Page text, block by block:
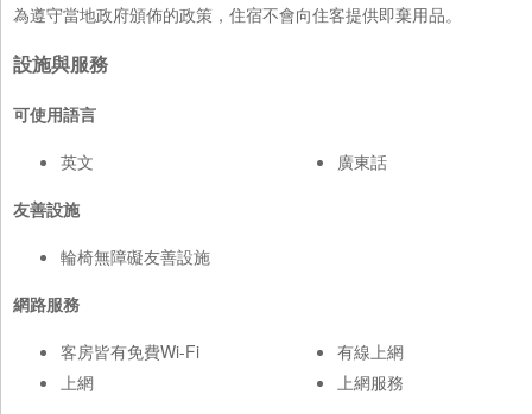
為遵守當地政府頒佈的政策，住宿不會向住客提供即棄用品。
設施與服務
可使用語言
英文
廣東話
友善設施
輪椅無障礙友善設施
網路服務
客房皆有免費Wi-Fi
上網
有線上網
上網服務